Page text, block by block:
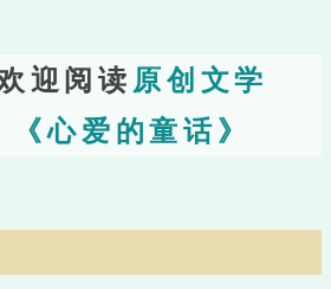
迎阅读 原创文学
《心爱的童话》